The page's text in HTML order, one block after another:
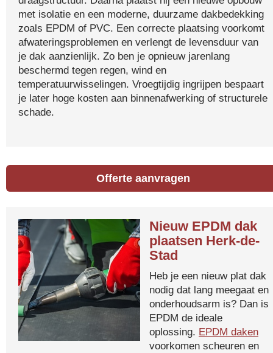
met isolatie en een moderne, duurzame dakbedekking
zoals EPDM of PVC. Een correcte plaatsing voorkomt
afwateringsproblemen en verlengt de levensduur van
je dak aanzienlijk. Zo ben je opnieuw jarenlang
beschermd tegen regen, wind en
temperatuurwisselingen. Vroegtijdig ingrijpen bespaart
je later hoge kosten aan binnenafwerking of structurele
schade.
Offerte aanvragen
Nieuw EPDM dak
plaatsen Herk-de-
Stad
Heb je een nieuw plat dak
nodig dat lang meegaat en
onderhoudsarm is? Dan is
EPDM de ideale
oplossing. EPDM daken
voorkomen scheuren en